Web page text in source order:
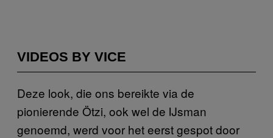
VIDEOS BY VICE
Deze look, die ons bereikte via de
pionierende Ötzi, ook wel de IJsman
genoemd, werd voor het eerst gespot door